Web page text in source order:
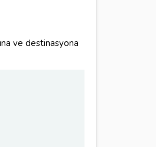
ve destinasyona